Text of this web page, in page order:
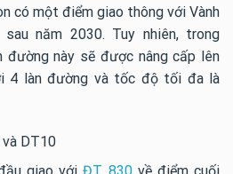
có một điểm giao thông với Vành
năm 2030. Tuy nhiên, trong
này sẽ được nâng cấp lên
4 làn đường và tốc độ tối đa là
DT10